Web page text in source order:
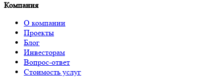
Компания
О компании
Проекты
Блог
Инвесторам
Вопрос-ответ
Стоимость услуг